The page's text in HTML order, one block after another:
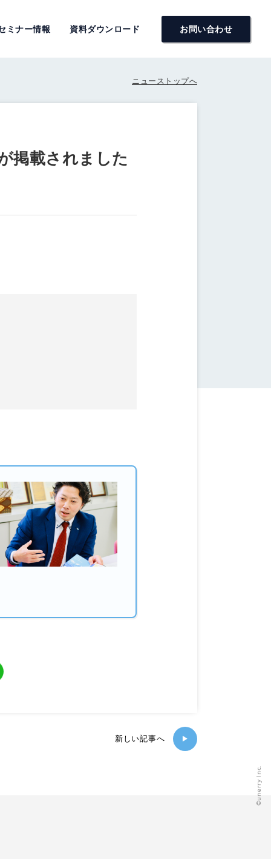
ミナー情報 資料ダウンロード お問い合わせ
ニューストップへ
掲載されました
新しい記事へ ▶
©️unerry Inc.